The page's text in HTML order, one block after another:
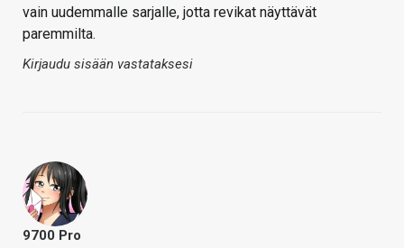
vain uudemmalle sarjalle, jotta revikat näyttävät
paremmilta.
Kirjaudu sisään vastataksesi
9700 Pro